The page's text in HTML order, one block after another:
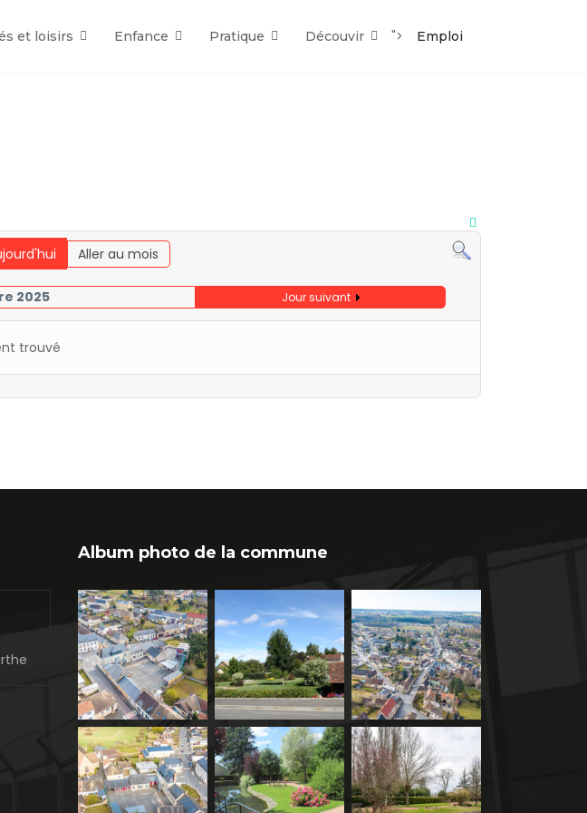
et loisirs Enfance Pratique Découvir "> Emploi
Aller au mois
2025 Jour suivant
trouvé
Album photo de la commune